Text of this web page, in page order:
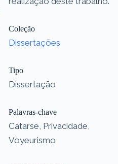
Coleção
Dissertações
Tipo
Dissertação
Palavras-chave
Catarse, Privacidade,
Voyeurismo